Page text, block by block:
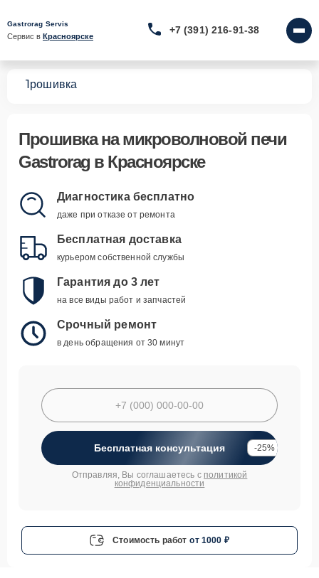
Gastrorag Servis
Сервис в Красноярске
+7 (391) 216-91-38
Прошивка
Прошивкана микроволновой печи
Gastrorag в Красноярске
Диагностика бесплатно
даже при отказе от ремонта
Бесплатная доставка
курьером собственной службы
Гарантия до 3 лет
на все виды работ и запчастей
Срочный ремонт
в день обращения от 30 минут
Бесплатная консультация -25%
Отправляя, Вы соглашаетесь с политикой
конфиденциальности
Стоимость работ от 1000 ₽